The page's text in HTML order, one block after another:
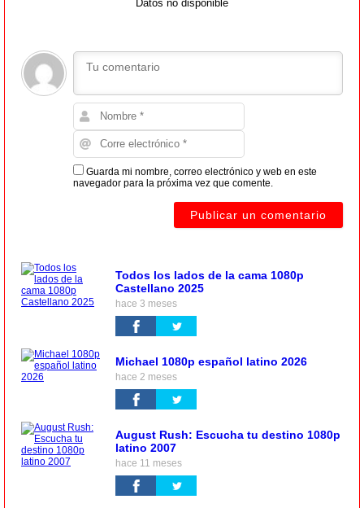
Datos no disponible
Guarda mi nombre, correo electrónico y web en este
navegador para la próxima vez que comente.
Todos los lados de la cama 1080p
Castellano 2025
hace 3 meses
Michael 1080p español latino 2026
hace 2 meses
August Rush: Escucha tu destino 1080p
latino 2007
hace 11 meses